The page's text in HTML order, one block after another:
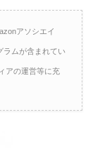
アソシエイ
ラムが含まれてい
アの運営等に充